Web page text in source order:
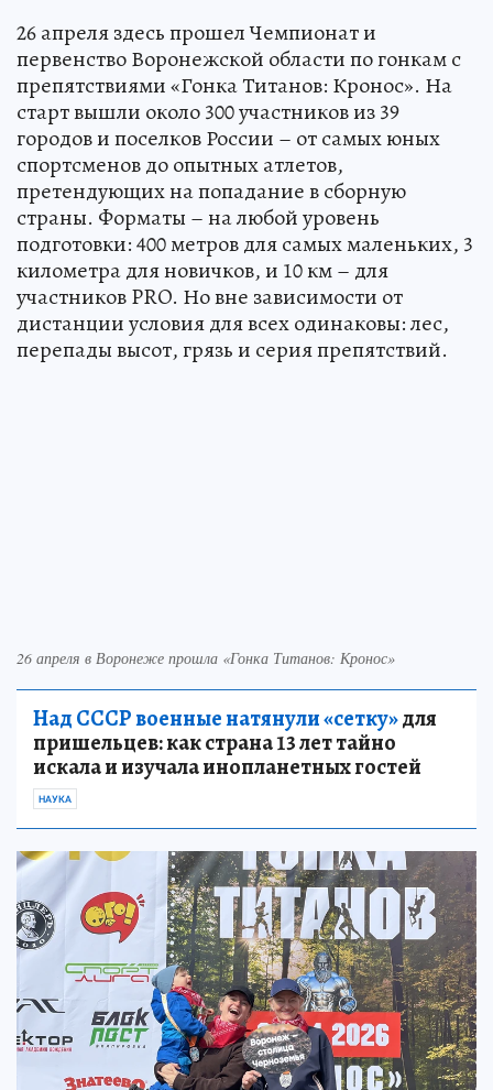
26 апреля здесь прошел Чемпионат и
первенство Воронежской области по гонкам с
препятствиями «Гонка Титанов: Кронос». На
старт вышли около 300 участников из 39
городов и поселков России – от самых юных
спортсменов до опытных атлетов,
претендующих на попадание в сборную
страны. Форматы – на любой уровень
подготовки: 400 метров для самых маленьких, 3
километра для новичков, и 10 км – для
участников PRO. Но вне зависимости от
дистанции условия для всех одинаковы: лес,
перепады высот, грязь и серия препятствий.
26 апреля в Воронеже прошла «Гонка Титанов: Кронос»
Над СССР военные натянули «сетку»для
пришельцев: как страна 13 лет тайно
искала и изучала инопланетных гостей
НАУКА